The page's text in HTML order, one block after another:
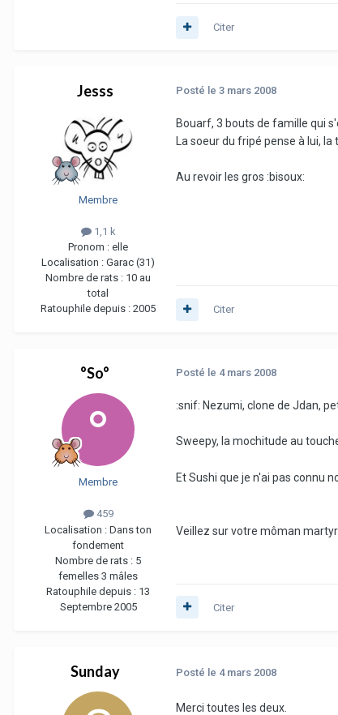
Citer
Jesss
Membre
1,1 k
Pronom : elle
Localisation : Garac (31)
Nombre de rats : 10 au
total
Ratouphile depuis : 2005
Posté le 3 mars 2008
Bouarf, 3 bouts de famille qui
La soeur du fripé pense à lui,
Au revoir les gros :bisoux:
Citer
°So°
Membre
459
Localisation : Dans ton
fondement
Nombre de rats : 5
femelles 3 mâles
Ratouphile depuis : 13
Septembre 2005
Posté le 4 mars 2008
:snif: Nezumi, clone de Jdan,
Sweepy, la mochitude au
Et Sushi que je n'ai pas connu
Veillez sur votre môman
Citer
Sunday Posté le 4 mars 2008
Merci toutes les deux.